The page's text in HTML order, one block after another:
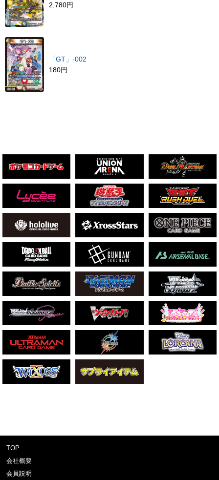
2,780円
「GT」-002
180円
TOP
会社概要
会員説明